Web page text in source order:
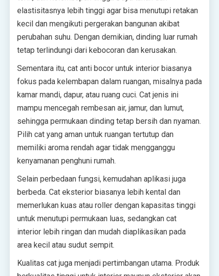
elastisitasnya lebih tinggi agar bisa menutupi retakan
kecil dan mengikuti pergerakan bangunan akibat
perubahan suhu. Dengan demikian, dinding luar rumah
tetap terlindungi dari kebocoran dan kerusakan.
Sementara itu, cat anti bocor untuk interior biasanya
fokus pada kelembapan dalam ruangan, misalnya pada
kamar mandi, dapur, atau ruang cuci. Cat jenis ini
mampu mencegah rembesan air, jamur, dan lumut,
sehingga permukaan dinding tetap bersih dan nyaman.
Pilih cat yang aman untuk ruangan tertutup dan
memiliki aroma rendah agar tidak mengganggu
kenyamanan penghuni rumah.
Selain perbedaan fungsi, kemudahan aplikasi juga
berbeda. Cat eksterior biasanya lebih kental dan
memerlukan kuas atau roller dengan kapasitas tinggi
untuk menutupi permukaan luas, sedangkan cat
interior lebih ringan dan mudah diaplikasikan pada
area kecil atau sudut sempit.
Kualitas cat juga menjadi pertimbangan utama. Produk